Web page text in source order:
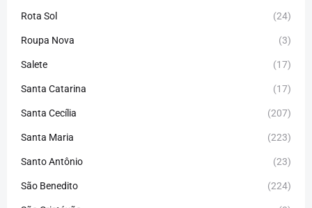
Rota Sol (24)
Roupa Nova (3)
Salete (17)
Santa Catarina (17)
Santa Cecília (207)
Santa Maria (223)
Santo Antônio (23)
São Benedito (224)